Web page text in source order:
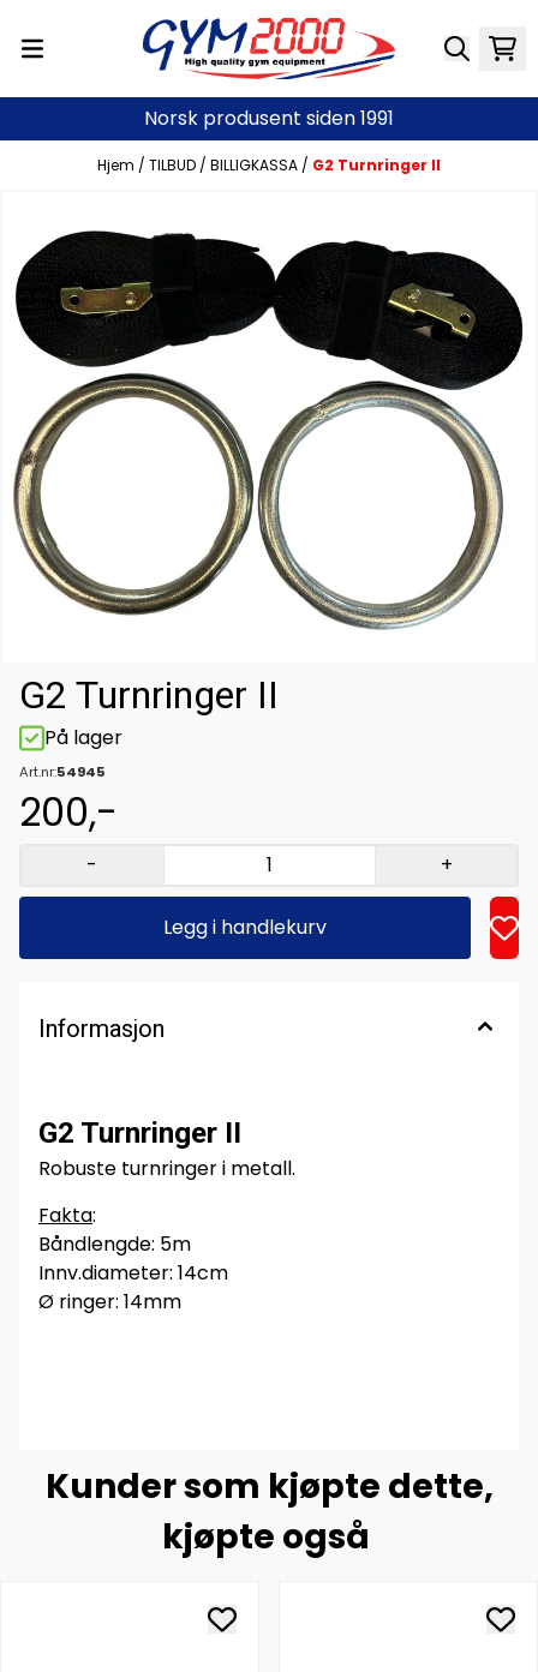
Norsk produsent siden 1991
Hjem / TILBUD / BILLIGKASSA / G2 Turnringer II
G2 Turnringer II
På lager
Art.nr:54945
200,-
- +
Legg i handlekurv
Informasjon
G2 Turnringer II
Robuste turnringer i metall.
Fakta:
Båndlengde: 5m
Innv.diameter: 14cm
Ø ringer: 14mm
Kunder som kjøpte dette,
kjøpte også